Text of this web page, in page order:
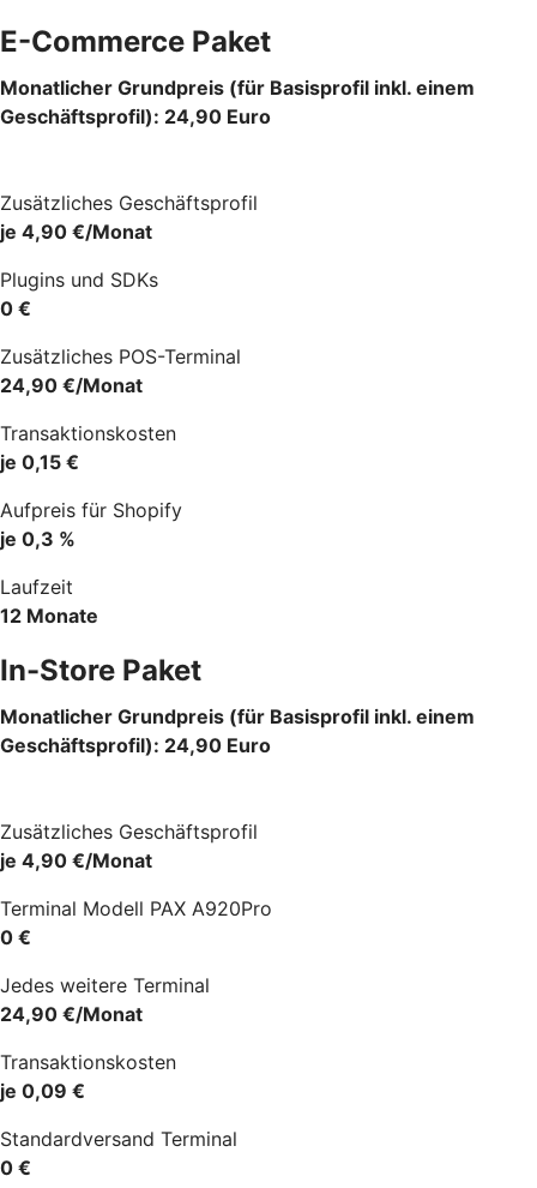
E-Commerce Paket
Monatlicher Grundpreis (für Basisprofil inkl. einem
Geschäftsprofil): 24,90 Euro
Zusätzliches Geschäftsprofil
je 4,90 €/Monat
Plugins und SDKs
0 €
Zusätzliches POS-Terminal
24,90 €/Monat
Transaktionskosten
je 0,15 €
Aufpreis für Shopify
je 0,3 %
Laufzeit
12 Monate
In-Store Paket
Monatlicher Grundpreis (für Basisprofil inkl. einem
Geschäftsprofil): 24,90 Euro
Zusätzliches Geschäftsprofil
je 4,90 €/Monat
Terminal Modell PAX A920Pro
0 €
Jedes weitere Terminal
24,90 €/Monat
Transaktionskosten
je 0,09 €
Standardversand Terminal
0 €